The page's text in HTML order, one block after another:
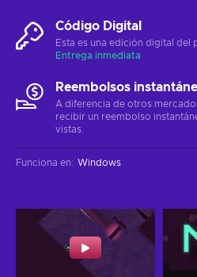
Código Digital
Esta es una edición digital del
Entrega inmediata
Reembolsos
A diferencia de otros
recibir un reembolso
vistas.
Funciona en: Windows